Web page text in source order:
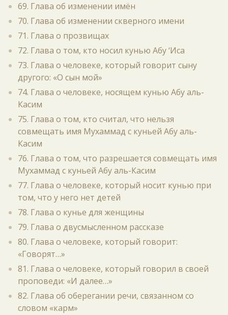
69. Глава об изменении имён
70. Глава об изменении скверного имени
71. Глава о прозвищах
72. Глава о том, кто носил кунью Абу ‘Иса
73. Глава о человеке, который говорит сыну
другого: «О сын мой»
74. Глава о человеке, носящем кунью Абу аль-
Касим
75. Глава о том, кто считал, что нельзя
совмещать имя Мухаммад с куньей Абу аль-
Касим
76. Глава о том, что разрешается совмещать имя
Мухаммад с куньей Абу аль-Касим
77. Глава о человеке, который носит кунью при
том, что у него нет детей
78. Глава о кунье для женщины
79. Глава о двусмысленном рассказе
80. Глава о человеке, который говорит:
«Говорят…»
81. Глава о человеке, который говорил в своей
проповеди: «И далее…»
82. Глава об оберегании речи, связанном со
словом «карм»